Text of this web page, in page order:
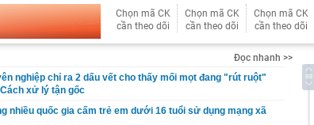
Chọn mã CK
cần theo dõi
Chọn mã CK
cần theo dõi
Chọn mã CK
cần theo dõi
Đọc nhanh >>
nghiệp chỉ ra 2 dấu vết cho thấy mối mọt đang "rút ruột"
xử lý tận gốc
nhiều quốc gia cấm trẻ em dưới 16 tuổi sử dụng mạng xã